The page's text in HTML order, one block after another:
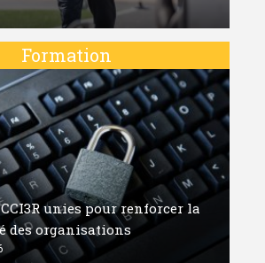
Formation
CCI3R unies pour renforcer la
des organisations